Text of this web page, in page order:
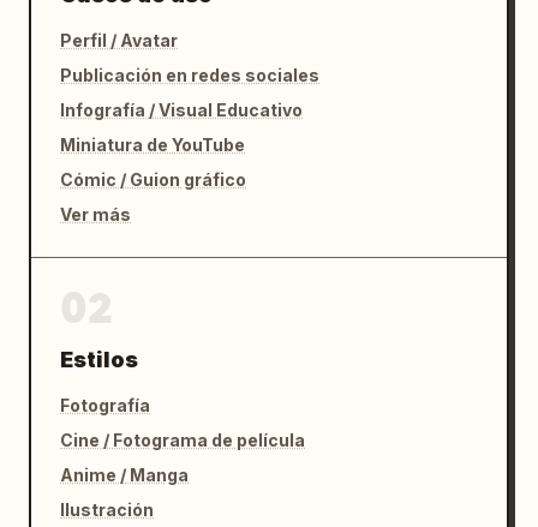
Perfil / Avatar
Publicación en redes sociales
Infografía / Visual Educativo
Miniatura de YouTube
Cómic / Guion gráfico
Ver más
Estilos
Fotografía
Cine / Fotograma de película
Anime / Manga
Ilustración